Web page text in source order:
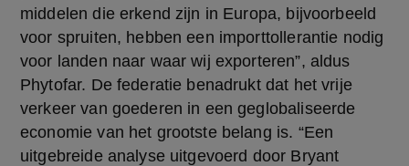
middelen die erkend zijn in Europa, bijvoorbeeld
voor spruiten, hebben een importtollerantie nodig
voor landen naar waar wij exporteren”, aldus
Phytofar. De federatie benadrukt dat het vrije
verkeer van goederen in een geglobaliseerde
economie van het grootste belang is. “Een
uitgebreide analyse uitgevoerd door Bryant